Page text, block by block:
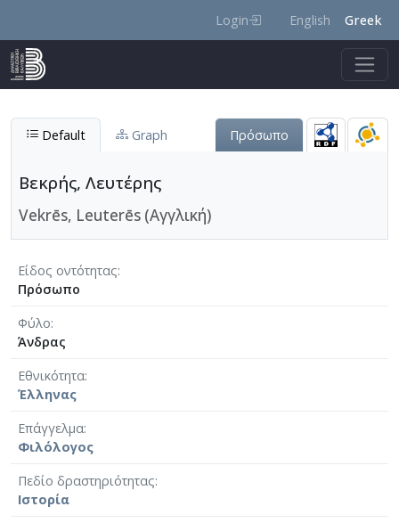
Login English Greek
Default Graph Πρόσωπο
Βεκρής, Λευτέρης
Vekrēs, Leuterēs (Αγγλική)
Είδος οντότητας
Πρόσωπο
Φύλο
Άνδρας
Εθνικότητα
Έλληνας
Επάγγελμα
Φιλόλογος
Πεδίο δραστηριότητας
Ιστορία